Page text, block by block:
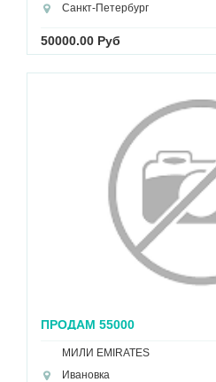
Санкт-Петербург
50000.00 Руб
ПРОДАМ 55000
МИЛИ EMIRATES
Ивановка